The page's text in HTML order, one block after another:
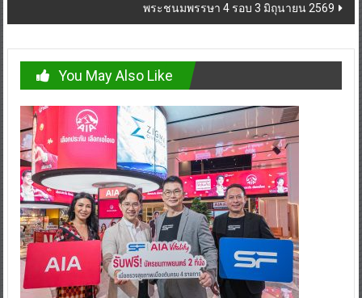
พระชนมพรรษา 4 รอบ 3 มิถุนายน 2569
You May Also Like